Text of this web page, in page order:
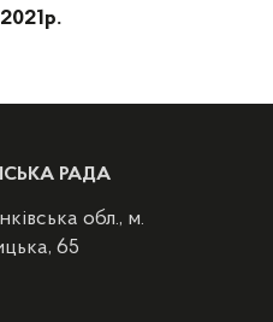
2021р.
РАДА
обл., м.
65